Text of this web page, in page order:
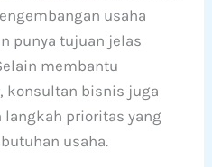
usaha
punya tujuan jelas
membantu
konsultan bisnis juga
prioritas yang
usaha.